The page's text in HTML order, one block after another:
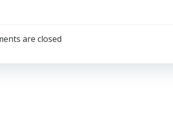
navigation
are closed